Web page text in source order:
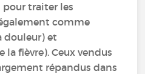
pour traiter les
comme
douleur) et
la fièvre). Ceux vendus
répandus dans